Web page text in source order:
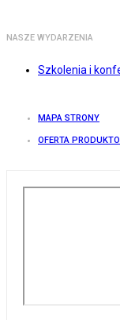
NASZE WYDARZENIA
Szkolenia i
MAPA STRONY
OFERTA